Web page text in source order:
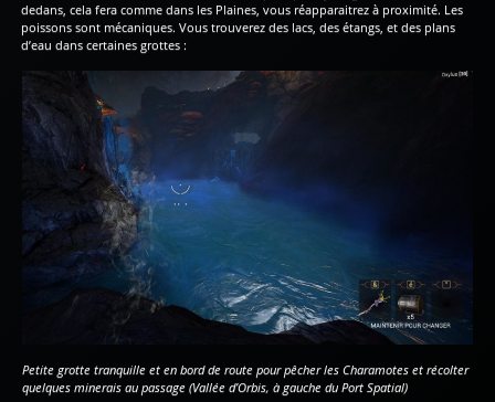
dedans, cela fera comme dans les Plaines, vous réapparaitrez à proximité. Les
poissons sont mécaniques. Vous trouverez des lacs, des étangs, et des plans
d’eau dans certaines grottes :
Petite grotte tranquille et en bord de route pour pêcher les Charamotes et récolter
quelques minerais au passage (Vallée d’Orbis, à gauche du Port Spatial)